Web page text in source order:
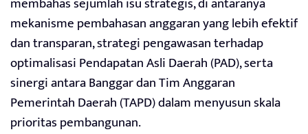
mekanisme pembahasan anggaran yang lebih efektif
dan transparan, strategi pengawasan terhadap
optimalisasi Pendapatan Asli Daerah (PAD), serta
sinergi antara Banggar dan Tim Anggaran
Pemerintah Daerah (TAPD) dalam menyusun skala
prioritas pembangunan.